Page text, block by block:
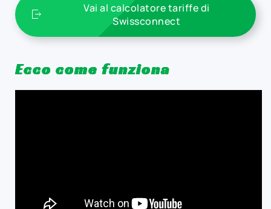
Vai al calcolatore tariffe di
Swissconnect
Ecco come funziona